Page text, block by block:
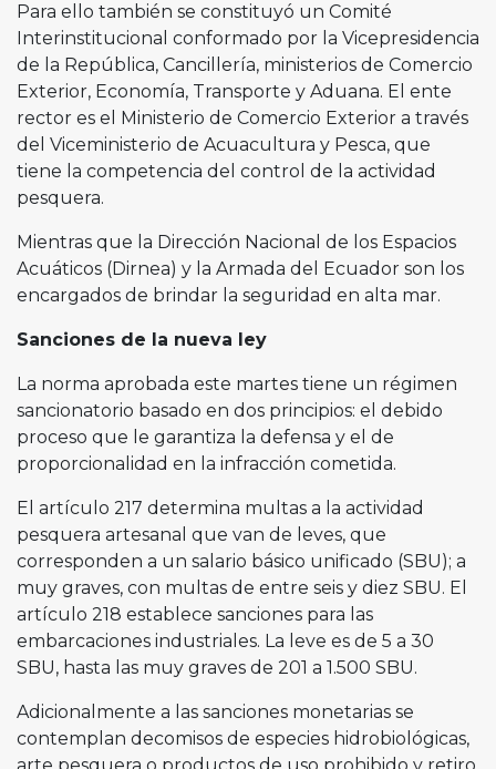
Para ello también se constituyó un Comité
Interinstitucional conformado por la Vicepresidencia
de la República, Cancillería, ministerios de Comercio
Exterior, Economía, Transporte y Aduana. El ente
rector es el Ministerio de Comercio Exterior a través
del Viceministerio de Acuacultura y Pesca, que
tiene la competencia del control de la actividad
pesquera.
Mientras que la Dirección Nacional de los Espacios
Acuáticos (Dirnea) y la Armada del Ecuador son los
encargados de brindar la seguridad en alta mar.
Sanciones de la nueva ley
La norma aprobada este martes tiene un régimen
sancionatorio basado en dos principios: el debido
proceso que le garantiza la defensa y el de
proporcionalidad en la infracción cometida.
El artículo 217 determina multas a la actividad
pesquera artesanal que van de leves, que
corresponden a un salario básico unificado (SBU); a
muy graves, con multas de entre seis y diez SBU. El
artículo 218 establece sanciones para las
embarcaciones industriales. La leve es de 5 a 30
SBU, hasta las muy graves de 201 a 1.500 SBU.
Adicionalmente a las sanciones monetarias se
contemplan decomisos de especies hidrobiológicas,